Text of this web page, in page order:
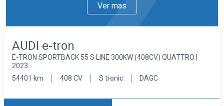
Ver mas
AUDI e-tron
E-TRON SPORTBACK 55 S LINE 300KW (408CV) QUATTRO |
2023
54401 km
408 CV S tronic DAGC